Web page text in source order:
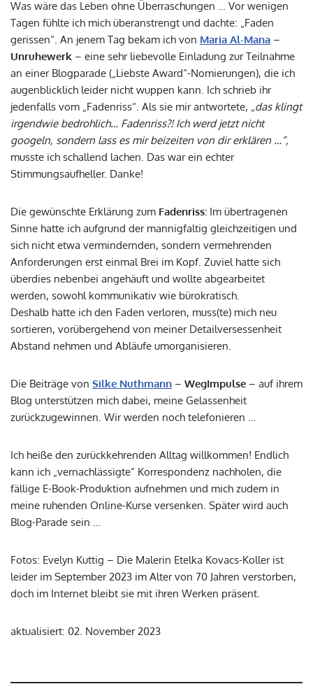
Was wäre das Leben ohne Überraschungen … Vor wenigen
Tagen fühlte ich mich überanstrengt und dachte: „Faden
gerissen“. An jenem Tag bekam ich von Maria Al-Mana –
Unruhewerk – eine sehr liebevolle Einladung zur Teilnahme
an einer Blogparade („Liebste Award“-Nomierungen), die ich
augenblicklich leider nicht wuppen kann. Ich schrieb ihr
jedenfalls vom „Fadenriss“. Als sie mir antwortete, „das klingt
irgendwie bedrohlich… Fadenriss?! Ich werd jetzt nicht
googeln, sondern lass es mir beizeiten von dir erklären …“,
musste ich schallend lachen. Das war ein echter
Stimmungsaufheller. Danke!
Die gewünschte Erklärung zum Fadenriss: Im übertragenen
Sinne hatte ich aufgrund der mannigfaltig gleichzeitigen und
sich nicht etwa vermindernden, sondern vermehrenden
Anforderungen erst einmal Brei im Kopf. Zuviel hatte sich
überdies nebenbei angehäuft und wollte abgearbeitet
werden, sowohl kommunikativ wie bürokratisch.
Deshalb hatte ich den Faden verloren, muss(te) mich neu
sortieren, vorübergehend von meiner Detailversessenheit
Abstand nehmen und Abläufe umorganisieren.
Die Beiträge von Silke Nuthmann – WegImpulse – auf ihrem
Blog unterstützen mich dabei, meine Gelassenheit
zurückzugewinnen. Wir werden noch telefonieren …
Ich heiße den zurückkehrenden Alltag willkommen! Endlich
kann ich „vernachlässigte“ Korrespondenz nachholen, die
fällige E-Book-Produktion aufnehmen und mich zudem in
meine ruhenden Online-Kurse versenken. Später wird auch
Blog-Parade sein …
Fotos: Evelyn Kuttig – Die Malerin Etelka Kovacs-Koller ist
leider im September 2023 im Alter von 70 Jahren verstorben,
doch im Internet bleibt sie mit ihren Werken präsent.
aktualisiert: 02. November 2023